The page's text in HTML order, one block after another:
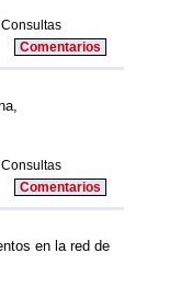
Consultas
Comentarios
Consultas
Comentarios
en la red de